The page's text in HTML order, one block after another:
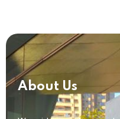
About Us